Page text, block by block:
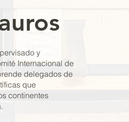
y
Internacional de
delegados de
que
continentes